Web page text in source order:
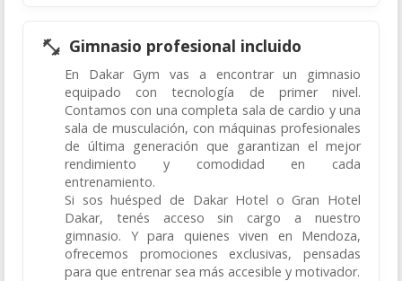
Gimnasio profesional incluido
En Dakar Gym vas a encontrar un gimnasio
equipado con tecnología de primer nivel.
Contamos con una completa sala de cardio y una
sala de musculación, con máquinas profesionales
de última generación que garantizan el mejor
rendimiento y comodidad en cada
entrenamiento.
Si sos huésped de Dakar Hotel o Gran Hotel
Dakar, tenés acceso sin cargo a nuestro
gimnasio. Y para quienes viven en Mendoza,
ofrecemos promociones exclusivas, pensadas
para que entrenar sea más accesible y motivador.